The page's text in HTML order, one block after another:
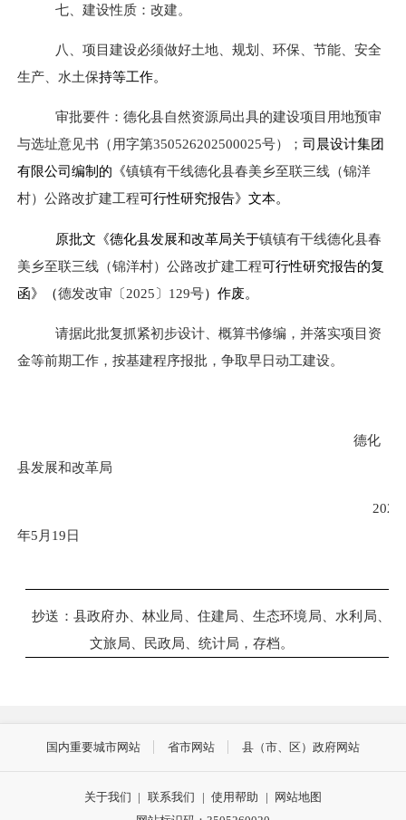
七、建设性质：改建。
八、 项目建设必须做好土地、规划、环保、节能、安全
生产、水土保持等工作。
审批要件： 德化县自然资源局出具的建设项目用地预审
与选址意见书（用字第350526202500025号）； 司晨设计集团
有限公司编制的《镇镇有干线德化县春美乡至联三线（锦洋
村）公路改扩建工程可行性研究报告》文本。
原批文《德化县发展和改革局关于镇镇有干线德化县春
美乡至联三线（锦洋村）公路改扩建工程可行性研究报告的复
函》（德发改审〔2025〕 129号）作废。
请据此批复抓紧初步设计、概算书修编，并落实项目资
金等前期工作，按基建程序报批，争取早日动工建设。
德化
县发展和改革局
2026
年5 月 19日
抄送：县政府办、 林业局 、住建局、生态环境局、水利局、
文旅局、民政局、统计局，存档。
国内重要城市网站 省市网站 县（市、区）政府网站
关于我们 | 联系我们 | 使用帮助 |
网站地图